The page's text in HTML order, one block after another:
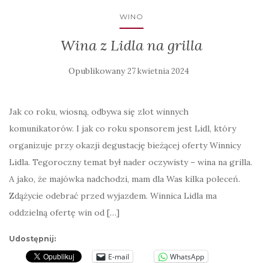
WINO
Wina z Lidla na grilla
Opublikowany27 kwietnia 2024
Jak co roku, wiosną, odbywa się zlot winnych
komunikatorów. I jak co roku sponsorem jest Lidl, który
organizuje przy okazji degustację bieżącej oferty Winnicy
Lidla. Tegoroczny temat był nader oczywisty – wina na grilla.
A jako, że majówka nadchodzi, mam dla Was kilka poleceń.
Zdążycie odebrać przed wyjazdem. Winnica Lidla ma
oddzielną ofertę win od […]
Udostępnij:
E-mail WhatsApp